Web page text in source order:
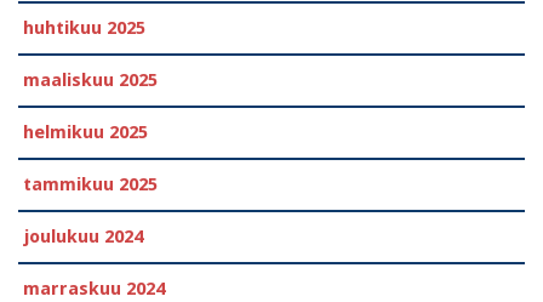
huhtikuu 2025
maaliskuu 2025
helmikuu 2025
tammikuu 2025
joulukuu 2024
marraskuu 2024